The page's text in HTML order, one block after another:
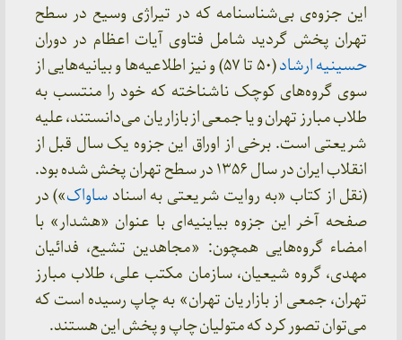
این جزوه‌ی بی‌شناسنامه که در تیراژی وسیع در سطح
تهران پخش گردید شامل فتاوی آیات اعظام در دوران
حسینیه ارشاد
(۵۰ تا ۵۷) و نیز اطلاعیه‌ها و بیانیه‌هایی از
سوی گروه‌های کوچک ناشناخته که خود را منتسب به
طلاب مبارز تهران و یا جمعی از بازاریان می‌دانستند، علیه
شریعتی است. برخی از اوراق این جزوه یک سال قبل از
انقلاب ایران در سال ۱۳۵۶ در سطح تهران پخش شده بود.
(نقل از کتاب «به روایت شریعتی به اسناد ساواک») در
صفحه آخر این جزوه بیاینیه‌ای با عنوان «هشدار» با
امضاء گروه‌هایی همچون: «مجاهدین تشیع، فدائیان
مهدی، گروه شیعیان، سازمان مکتب علی، طلاب مبارز
تهران، جمعی از بازاریان تهران» به چاپ رسیده است که
می‌توان تصور کرد که متولیان چاپ و پخش این هستند.